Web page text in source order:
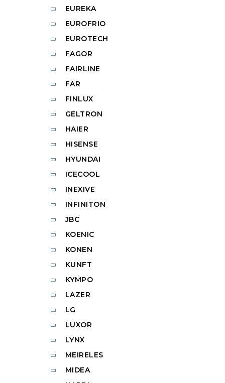
EUREKA
EUROFRIO
EUROTECH
FAGOR
FAIRLINE
FAR
FINLUX
GELTRON
HAIER
HISENSE
HYUNDAI
ICECOOL
INEXIVE
INFINITON
JBC
KOENIC
KONEN
KUNFT
KYMPO
LAZER
LG
LUXOR
LYNX
MEIRELES
MIDEA